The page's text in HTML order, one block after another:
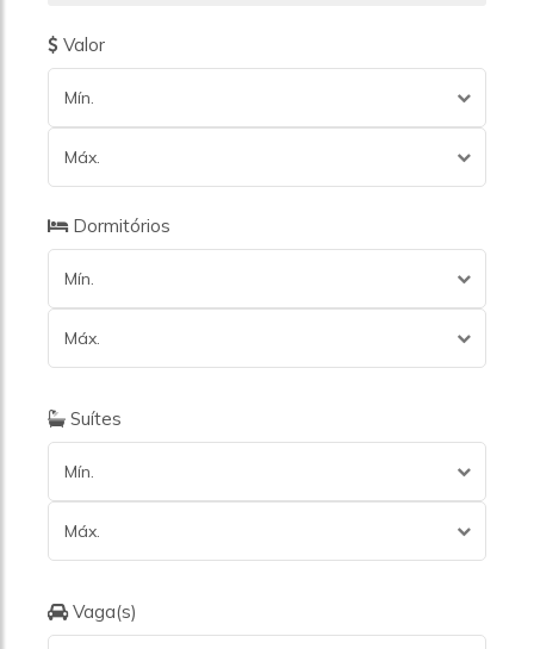
Valor
Mín.
Máx.
Dormitórios
Mín.
Máx.
Suítes
Mín.
Máx.
Vaga(s)